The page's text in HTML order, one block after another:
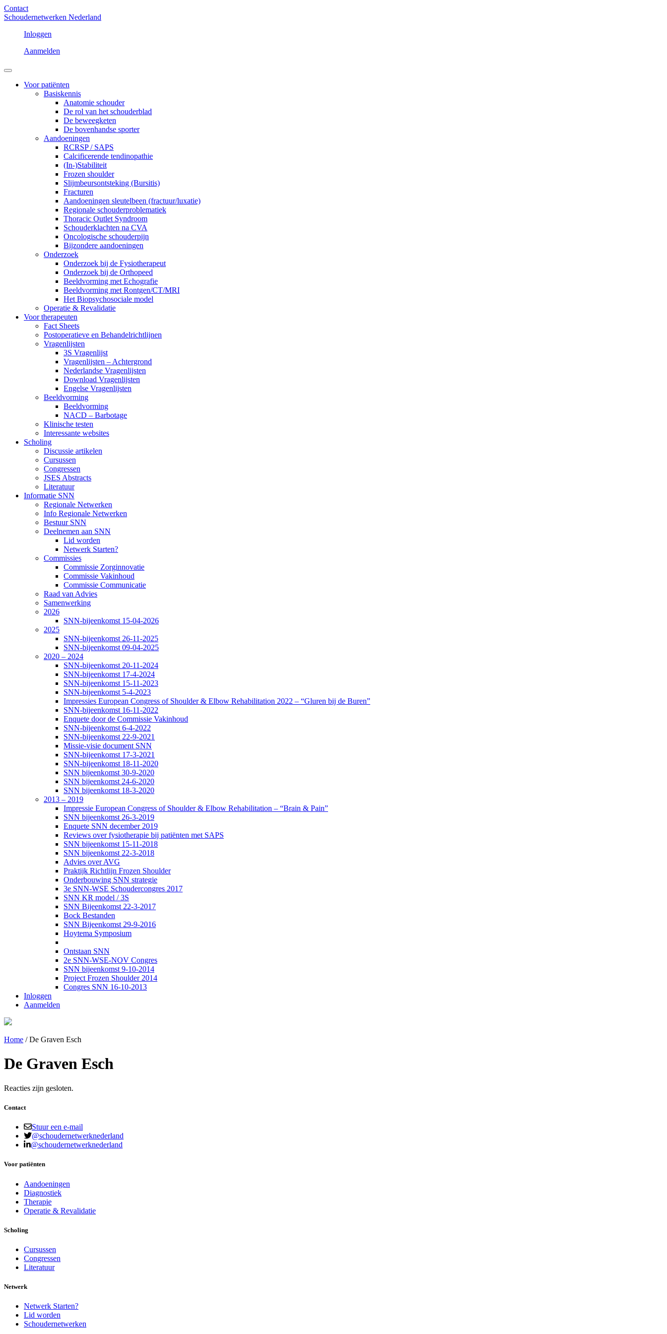
Contact
Schoudernetwerken Nederland
Inloggen
Aanmelden
Voor patiënten
Basiskennis
Anatomie schouder
De rol van het schouderblad
De beweegketen
De bovenhandse sporter
Aandoeningen
RCRSP / SAPS
Calcificerende tendinopathie
(In-)Stabiliteit
Frozen shoulder
Slijmbeursontsteking (Bursitis)
Fracturen
Aandoeningen sleutelbeen (fractuur/luxatie)
Regionale schouderproblematiek
Thoracic Outlet Syndroom
Schouderklachten na CVA
Oncologische schouderpijn
Bijzondere aandoeningen
Onderzoek
Onderzoek bij de Fysiotherapeut
Onderzoek bij de Orthopeed
Beeldvorming met Echografie
Beeldvorming met Rontgen/CT/MRI
Het Biopsychosociale model
Operatie & Revalidatie
Voor therapeuten
Fact Sheets
Postoperatieve en Behandelrichtlijnen
Vragenlijsten
3S Vragenlijst
Vragenlijsten – Achtergrond
Nederlandse Vragenlijsten
Download Vragenlijsten
Engelse Vragenlijsten
Beeldvorming
Beeldvorming
NACD – Barbotage
Klinische testen
Interessante websites
Scholing
Discussie artikelen
Cursussen
Congressen
JSES Abstracts
Literatuur
Informatie SNN
Regionale Netwerken
Info Regionale Netwerken
Bestuur SNN
Deelnemen aan SNN
Lid worden
Netwerk Starten?
Commissies
Commissie Zorginnovatie
Commissie Vakinhoud
Commissie Communicatie
Raad van Advies
Samenwerking
2026
SNN-bijeenkomst 15-04-2026
2025
SNN-bijeenkomst 26-11-2025
SNN-bijeenkomst 09-04-2025
2020 – 2024
SNN-bijeenkomst 20-11-2024
SNN-bijeenkomst 17-4-2024
SNN-bijeenkomst 15-11-2023
SNN-bijeenkomst 5-4-2023
Impressies European Congress of Shoulder & Elbow Rehabilitation 2022 – “Gluren bij de Buren”
SNN-bijeenkomst 16-11-2022
Enquete door de Commissie Vakinhoud
SNN-bijeenkomst 6-4-2022
SNN-bijeenkomst 22-9-2021
Missie-visie document SNN
SNN-bijeenkomst 17-3-2021
SNN-bijeenkomst 18-11-2020
SNN bijeenkomst 30-9-2020
SNN bijeenkomst 24-6-2020
SNN bijeenkomst 18-3-2020
2013 – 2019
Impressie European Congress of Shoulder & Elbow Rehabilitation – “Brain & Pain”
SNN bijeenkomst 26-3-2019
Enquete SNN december 2019
Reviews over fysiotherapie bij patiënten met SAPS
SNN bijeenkomst 15-11-2018
SNN bijeenkomst 22-3-2018
Advies over AVG
Praktijk Richtlijn Frozen Shoulder
Onderbouwing SNN strategie
3e SNN-WSE Schoudercongres 2017
SNN KR model / 3S
SNN Bijeenkomst 22-3-2017
Bock Bestanden
SNN Bijeenkomst 29-9-2016
Hoytema Symposium
Ontstaan SNN
2e SNN-WSE-NOV Congres
SNN bijeenkomst 9-10-2014
Project Frozen Shoulder 2014
Congres SNN 16-10-2013
Inloggen
Aanmelden
Home /De Graven Esch
De Graven Esch
Reacties zijn gesloten.
Contact
Stuur een e-mail
@schoudernetwerknederland
@schoudernetwerknederland
Voor patiënten
Aandoeningen
Diagnostiek
Therapie
Operatie & Revalidatie
Scholing
Cursussen
Congressen
Literatuur
Netwerk
Netwerk Starten?
Lid worden
Schoudernetwerken